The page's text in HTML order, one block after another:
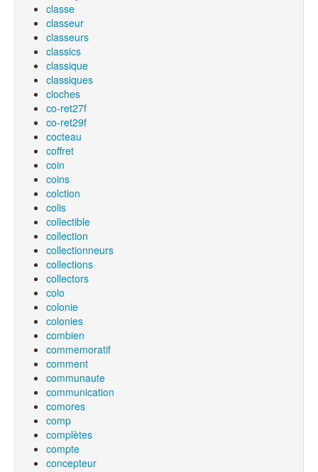
classe
classeur
classeurs
classics
classique
classiques
cloches
co-ret27f
co-ret29f
cocteau
coffret
coin
coins
colction
colis
collectible
collection
collectionneurs
collections
collectors
colo
colonie
colonies
combien
commemoratif
comment
communaute
communication
comores
comp
complètes
compte
concepteur